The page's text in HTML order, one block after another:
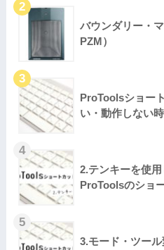
バウンダリー・
PZM）
ProToolsショー
い・動作しない
2.テンキーを使
ProToolsのショ
3.モード・ツー